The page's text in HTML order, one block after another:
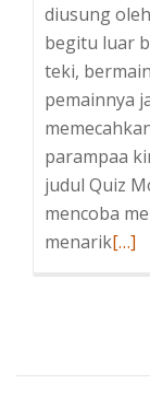
diusung
begitu luar
teki,
pemainnya
parampaa
judul Quiz
mencoba
menarikBaca
[…]